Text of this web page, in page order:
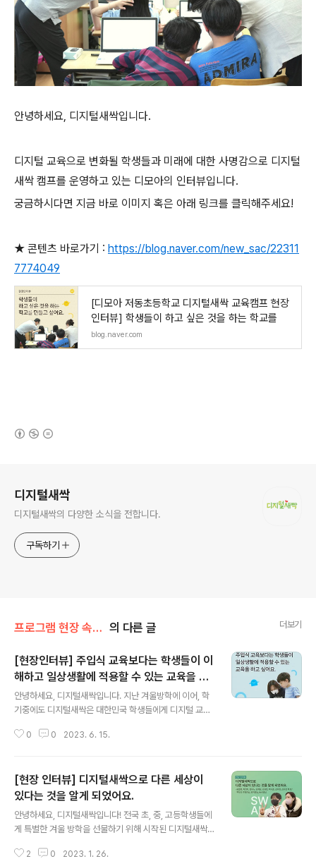
안녕하세요, 디지털새싹입니다.
디지털 교육으로 변화될 학생들과 미래에 대한 사명감으로 디지털
새싹 캠프를 운영하고 있는 디모아의 인터뷰입니다.
궁금하시다면 지금 바로 이미지 혹은 아래 링크를 클릭해주세요!
★ 콘텐츠 바로가기 : https://blog.naver.com/new_sac/22311
7774049
[디모아 저동초등학교 디지털새싹 교육캠프 현장
인터뷰] 학생들이 하고 싶은 것을 하는 학교를
blog.naver.com
디지털새싹
디지털새싹의 다양한 소식을 전합니다.
구독하기
프로그램 현장 속으로/현장 인터뷰 의 다른 글 더보기
[현장인터뷰] 주입식 교육보다는 학생들이 이
해하고 일상생활에 적용할 수 있는 교육을 하
고 싶어요.
안녕하세요, 디지털새싹입니다. 지난 겨울방학에 이어, 학
기중에도 디지털새싹은 대한민국 학생들에게 디지털 교육
고 있습니다. 이번 디지털새싹 캠프에서는 어떻게 진행되
를 클릭해주세요! ★ 콘텐츠 바로가기 : https://blog.nav
er.com/new_sac/223115233306 [어썸스쿨(컨소시
엄 글로랑) 지축초등학교 디지털새싹 교육캠프 현장 인터
뷰] 주입식 교육보다 [어썸스쿨(컨소시엄 글로랑) 지축초
등학교 디지털새싹 교육캠프 현장 인터뷰] 주입식 교육보
다는 학생들이 ... blog.naver.com
0 0 2023. 6. 15.
[현장 인터뷰] 디지털새싹으로 다른 세상이
있다는 것을 알게 되었어요.
안녕하세요, 디지털새싹입니다! 전국 초, 중, 고등학생들에
게 특별한 겨울 방학을 선물하기 위해 시작된 디지털새싹
국에서 활발하게 진행되고 있습니다! 실제 캠프 현장의 생
2 0 2023. 1. 26.